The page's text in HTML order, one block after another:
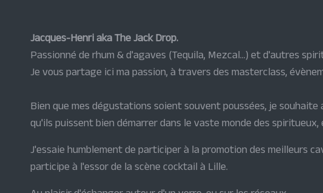
Jacques-Henri aka The Jack Drop.
Passionné de rhum & d'agaves (Tequila, Mezcal...) et d'autres
Je vous partage ici ma passion, à travers des masterclass,
Bien que mes dégustations soient souvent poussées, je
qu'ils puissent bien démarrer dans le vaste monde des
J'essaie humblement de participer à la promotion des meilleurs
participe à l'essor de la scène cocktail à Lille.